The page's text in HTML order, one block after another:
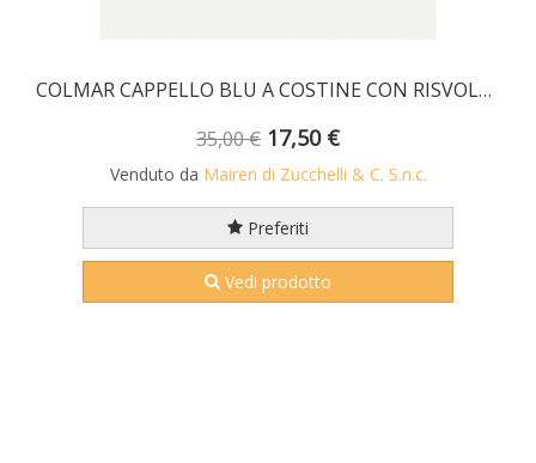
COLMAR CAPPELLO BLU A COSTINE CON RISVOLTO
35,00 € 17,50 €
Venduto da Mairen di Zucchelli & C. S.n.c.
Preferiti
Vedi prodotto